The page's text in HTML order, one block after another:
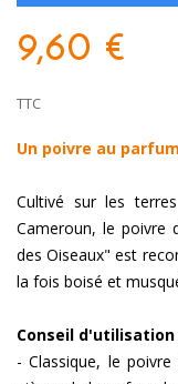
9,60 €
TTC
Un poivre au
Cultivé sur les
Cameroun, le poivre
des Oiseaux" est
la fois boisé et
Conseil d'utilisation
- Classique, le